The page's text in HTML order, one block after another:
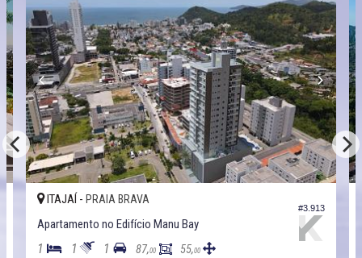
#3.913
ITAJAÍ - PRAIA BRAVA
Apartamento no Edifício Manu Bay
1 1 1 87,00 55,00